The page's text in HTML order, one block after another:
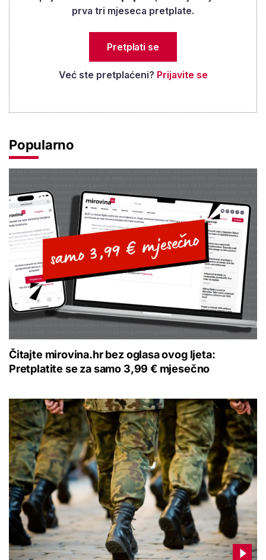
prva tri mjeseca pretplate.
Pretplati se
Već ste pretplaćeni? Prijavite se
Popularno
Čitajte mirovina.hr bez oglasa ovog ljeta:
Pretplatite se za samo 3,99 € mjesečno